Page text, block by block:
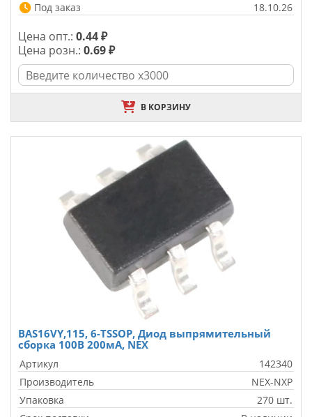
Под заказ
18.10.26
Цена опт.: 0.44 ₽
Цена розн.: 0.69 ₽
В КОРЗИНУ
BAS16VY,115, 6-TSSOP, Диод выпрямительный
сборка 100В 200мА, NEX
Артикул
142340
Производитель
NEX-NXP
Упаковка
270 шт.